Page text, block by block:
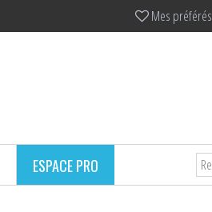
Mes préférés
ESPACE PRO